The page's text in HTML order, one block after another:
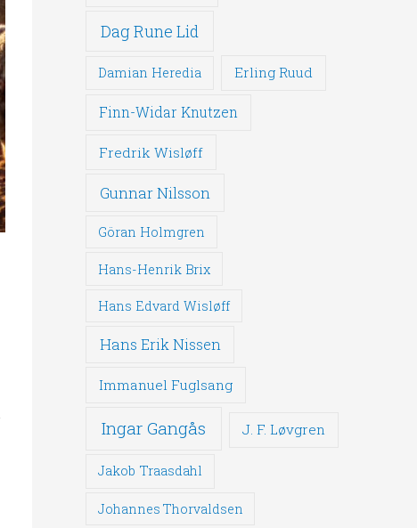
Dag Rune Lid
Damian Heredia Erling Ruud
Finn-Widar Knutzen
Fredrik Wisløff
Gunnar Nilsson
Göran Holmgren
Hans-Henrik Brix
Hans Edvard Wisløff
Hans Erik Nissen
Immanuel Fuglsang
Ingar Gangås J. F. Løvgren
Jakob Traasdahl
Johannes Thorvaldsen